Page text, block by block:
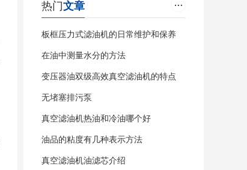
热门文章
板框压力式滤油机的日常维护和保养
在油中测量水分的方法
变压器油双级高效真空滤油机的特点
无堵塞排污泵
真空滤油机热油和冷油哪个好
油品的粘度有几种表示方法
真空滤油机油滤芯介绍